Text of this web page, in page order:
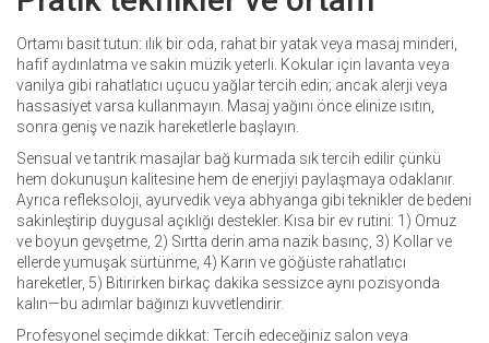
Ortamı basit tutun: ılık bir oda, rahat bir yatak veya masaj minderi,
hafif aydınlatma ve sakin müzik yeterli. Kokular için lavanta veya
vanilya gibi rahatlatıcı uçucu yağlar tercih edin; ancak alerji veya
hassasiyet varsa kullanmayın. Masaj yağını önce elinize ısıtın,
sonra geniş ve nazik hareketlerle başlayın.
Sensual ve tantrik masajlar bağ kurmada sık tercih edilir çünkü
hem dokunuşun kalitesine hem de enerjiyi paylaşmaya odaklanır.
Ayrıca refleksoloji, ayurvedik veya abhyanga gibi teknikler de bedeni
sakinleştirip duygusal açıklığı destekler. Kısa bir ev rutini: 1) Omuz
ve boyun gevşetme, 2) Sırtta derin ama nazik basınç, 3) Kollar ve
ellerde yumuşak sürtünme, 4) Karın ve göğüste rahatlatıcı
hareketler, 5) Bitirirken birkaç dakika sessizce aynı pozisyonda
kalın—bu adımlar bağınızı kuvvetlendirir.
Profesyonel seçimde dikkat: Tercih edeceğiniz salon veya